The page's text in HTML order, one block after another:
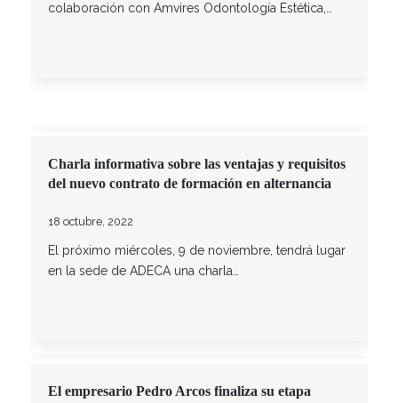
colaboración con Amvires Odontología Estética,…
Charla informativa sobre las ventajas y requisitos
del nuevo contrato de formación en alternancia
18 octubre, 2022
El próximo miércoles, 9 de noviembre, tendrá lugar
en la sede de ADECA una charla…
El empresario Pedro Arcos finaliza su etapa